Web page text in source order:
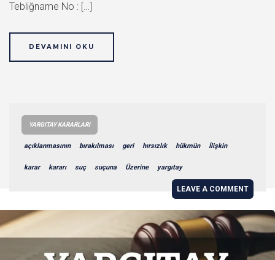
Tebliğname No : […]
DEVAMINI OKU
YARGITAY KARARLARI
açıklanmasının bırakılması geri hırsızlık hükmün İlişkin
karar kararı suç suçuna Üzerine yargıtay
LEAVE A COMMENT